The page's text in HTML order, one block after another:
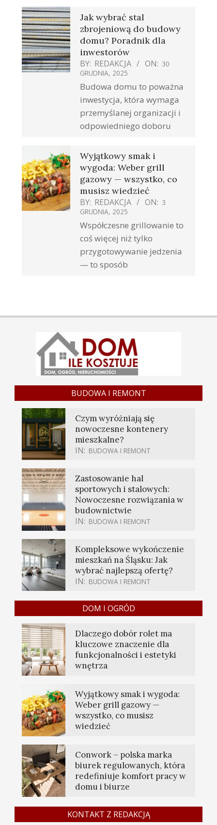
Jak wybrać stal
zbrojeniową do budowy
domu? Poradnik dla
inwestorów
BY: REDAKCJA ON: 30
GRUDNIA, 2025
Budowa domu to poważna
inwestycja, która wymaga
przemyślanej organizacji i
odpowiedniego doboru
Wyjątkowy smak i
wygoda: Weber grill
gazowy — wszystko, co
musisz wiedzieć
BY: REDAKCJA ON: 3
GRUDNIA, 2025
Współczesne grillowanie to
coś więcej niż tylko
przygotowywanie jedzenia
— to sposób
BUDOWA I REMONT
Czym wyróżniają się
nowoczesne kontenery
mieszkalne?
IN: BUDOWA I REMONT
Zastosowanie hal
sportowych i stalowych:
Nowoczesne rozwiązania w
budownictwie
IN: BUDOWA I REMONT
Kompleksowe wykończenie
mieszkań na Śląsku: Jak
wybrać najlepszą ofertę?
IN: BUDOWA I REMONT
DOM I OGRÓD
Dlaczego dobór rolet ma
kluczowe znaczenie dla
funkcjonalności i estetyki
wnętrza
Wyjątkowy smak i wygoda:
Weber grill gazowy —
wszystko, co musisz
wiedzieć
Conwork – polska marka
biurek regulowanych, która
redefiniuje komfort pracy w
domu i biurze
KONTAKT Z REDAKCJĄ